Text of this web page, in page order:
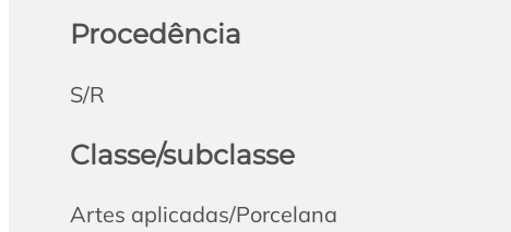
Procedência
S/R
Classe/subclasse
Artes aplicadas/Porcelana